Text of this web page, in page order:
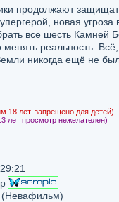
продолжают
новая
все шесть Камней
реальность.
никогда ещё не
18 лет. запрещено для детей)
лет просмотр нежелателен)
(Невафильм)